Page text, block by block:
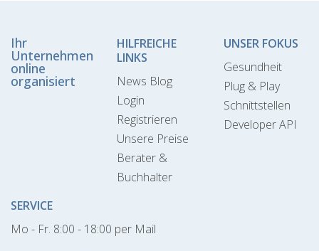
Ihr
Unternehmen
online
organisiert
HILFREICHE
LINKS
News Blog
Login
Registrieren
Unsere Preise
Berater &
Buchhalter
UNSER FOKUS
Gesundheit
Plug & Play
Schnittstellen
Developer API
SERVICE
Mo - Fr. 8:00 - 18:00 per Mail